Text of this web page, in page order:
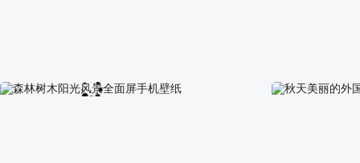
冬天森林树路风景手机壁纸 海边 沙滩 椰树